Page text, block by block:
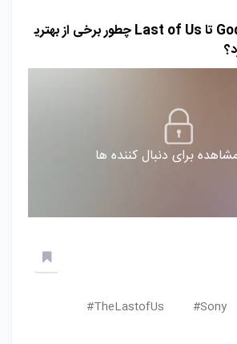
سونی از God of War تا Last of Us چطور برخی از بهتری
برای دنبال کننده ها
Sony#
TheLastofUs#